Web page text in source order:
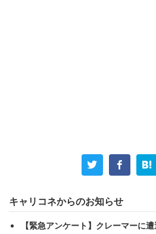
「週5勤務なのに有給休暇は3年
～２年目の人は有給休暇はありま
キャリコネからのお知らせ
【緊急アンケート】クレーマーに